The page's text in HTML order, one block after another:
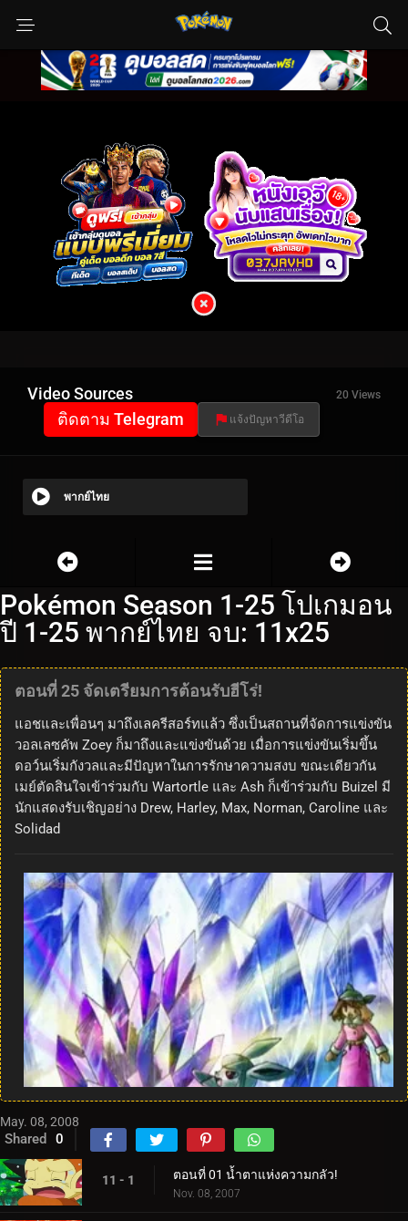
Video Sources 20 Views
ติดตาม Telegram แจ้งปัญหาวีดีโอ
พากย์ไทย
Pokémon Season 1-25 โปเกมอน
ปี 1-25 พากย์ไทย จบ: 11x25
ตอนที่ 25 จัดเตรียมการต้อนรับฮีโร่!
แอชและเพื่อนๆ มาถึงเลครีสอร์ทแล้ว ซึ่งเป็นสถานที่จัดการแข่งขัน
วอลเลซคัพ Zoey ก็มาถึงและแข่งขันด้วย เมื่อการแข่งขันเริ่มขึ้น
ดอว์นเริ่มกังวลและมีปัญหาในการรักษาความสงบ ขณะเดียวกัน
เมย์ตัดสินใจเข้าร่วมกับ Wartortle และ Ash ก็เข้าร่วมกับ Buizel มี
นักแสดงรับเชิญอย่าง Drew, Harley, Max, Norman, Caroline และ
Solidad
May. 08, 2008
Shared 0
11 - 1 ตอนที่ 01 น้ำตาแห่งความกลัว!
Nov. 08, 2007